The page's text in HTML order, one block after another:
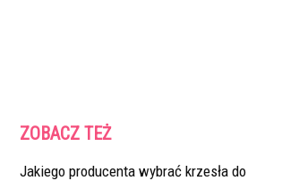
ZOBACZ TEŻ
Jakiego producenta wybrać krzesła do